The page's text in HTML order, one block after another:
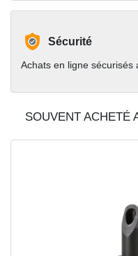
Sécurité
Achats en ligne sécurisés
SOUVENT ACHETÉ